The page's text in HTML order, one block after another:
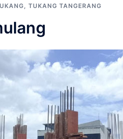
, TUKANG TANGERANG